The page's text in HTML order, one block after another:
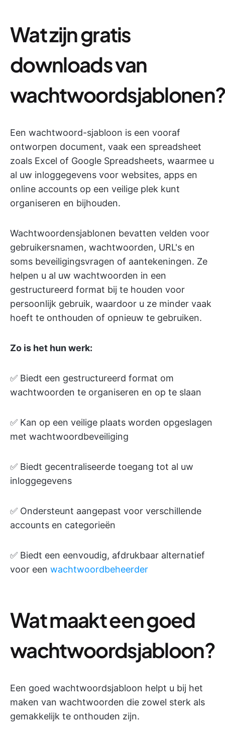
Wat zijn gratis
downloads van
Een wachtwoord-sjabloon is een vooraf
ontworpen document, vaak een spreadsheet
zoals Excel of Google Spreadsheets, waarmee u
al uw inloggegevens voor websites, apps en
online accounts op een veilige plek kunt
organiseren en bijhouden.
Wachtwoordensjablonen bevatten velden voor
gebruikersnamen, wachtwoorden, URL's en
soms beveiligingsvragen of aantekeningen. Ze
helpen u al uw wachtwoorden in een
gestructureerd format bij te houden voor
persoonlijk gebruik, waardoor u ze minder vaak
hoeft te onthouden of opnieuw te gebruiken.
Zo is het hun werk:
✅ Biedt een gestructureerd format om
wachtwoorden te organiseren en op te slaan
✅ Kan op een veilige plaats worden opgeslagen
met wachtwoordbeveiliging
✅ Biedt gecentraliseerde toegang tot al uw
inloggegevens
✅ Ondersteunt aangepast voor verschillende
accounts en categorieën
✅ Biedt een eenvoudig, afdrukbaar alternatief
voor een wachtwoordbeheerder
Wat maakt een goed
wachtwoordsjabloon?
Een goed wachtwoordsjabloon helpt u bij het
maken van wachtwoorden die zowel sterk als
gemakkelijk te onthouden zijn.